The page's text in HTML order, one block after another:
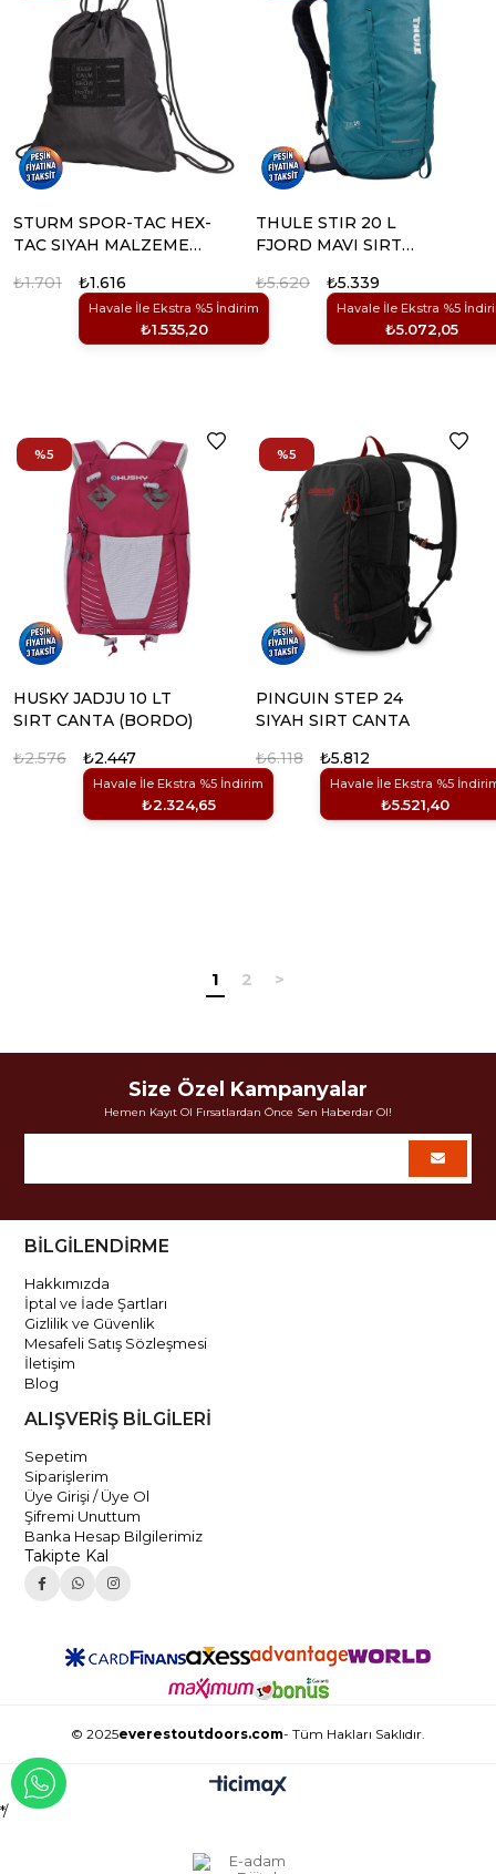
STURM SPOR-TAC HEX-
TAC SIYAH MALZEME
₺1.616
Havale İle Ekstra %5 İndirim
₺1.535,20
₺1.701
THULE STIR 20 L
FJORD MAVI SIRT
₺5.339
Havale İle Ekstra %5
₺5.072,05
₺5.620
HUSKY JADJU 10 LT
SIRT CANTA (BORDO)
₺2.447
Havale İle Ekstra %5 İndirim
₺2.324,65
₺2.576
%5
PINGUIN STEP 24
SIYAH SIRT CANTA
₺5.812
Havale İle Ekstra %5
₺5.521,40
₺6.118
%5
1 2 >
Size Özel Kampanyalar
Hemen Kayıt Ol Fırsatlardan Önce Sen Haberdar Ol!
BİLGİLENDİRME
Hakkımızda
İptal ve İade Şartları
Gizlilik ve Güvenlik
Mesafeli Satış Sözleşmesi
İletişim
Blog
ALIŞVERİŞ BİLGİLERİ
Sepetim
Siparişlerim
Üye Girişi / Üye Ol
Şifremi Unuttum
Banka Hesap Bilgilerimiz
Takipte Kal
© 2025everestoutdoors.com- Tüm Hakları Saklıdır.
*/
WHATSAPP İLE İLETİŞİME GEÇ